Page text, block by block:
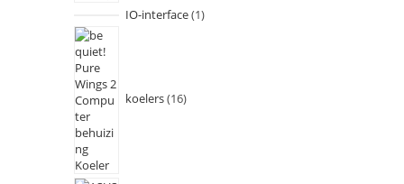
IO-interface 1
koelers 16